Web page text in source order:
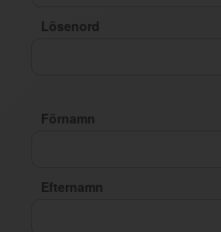
Lösenord
Förnamn
Efternamn